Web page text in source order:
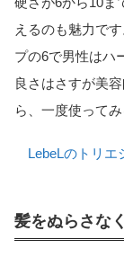
えるのも魅力で
プの6で男性はハ
良さはさすが美
ら、一度使って
LebeLのトリエ
髪をぬらさな